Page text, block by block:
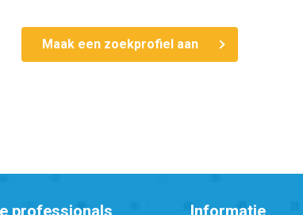
Maak een zoekprofiel aan